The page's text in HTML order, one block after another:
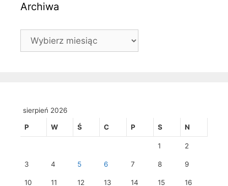
Archiwa
Archiwa
sierpień 2026
P W Ś C P S N
1 2
3 4 5 6 7 8 9
10 11 12 13 14 15 16